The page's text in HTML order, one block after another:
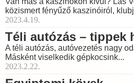
közismert fényűző kaszinóiról,
2023.4.19.
Téli autózás – tippek
A téli autózás, autóvezetés nagy
Másként viselkedik gépkocsink...
2023.2.22.